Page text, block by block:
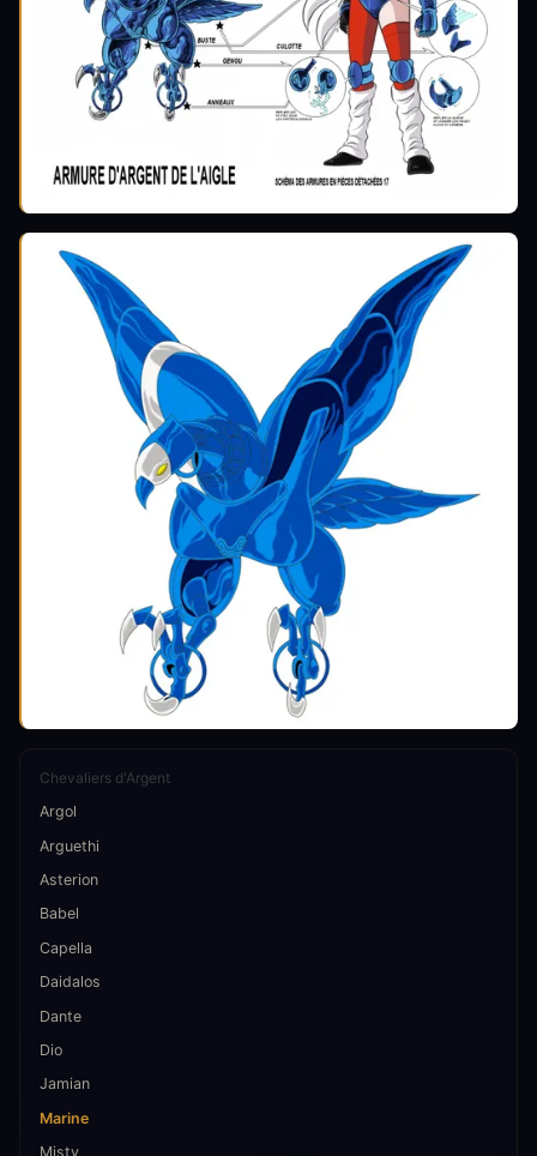
Chevaliers d'Argent
Argol
Arguethi
Asterion
Babel
Capella
Daidalos
Dante
Dio
Jamian
Marine
Misty